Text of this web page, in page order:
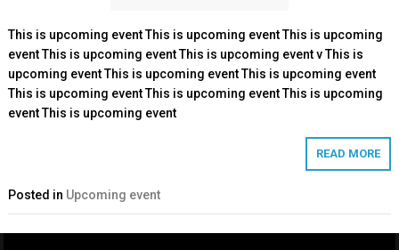
This is upcoming event This is upcoming event This is upcoming
event This is upcoming event This is upcoming event v This is
upcoming event This is upcoming event This is upcoming event
This is upcoming event This is upcoming event This is upcoming
event This is upcoming event
READ MORE
Posted in Upcoming event